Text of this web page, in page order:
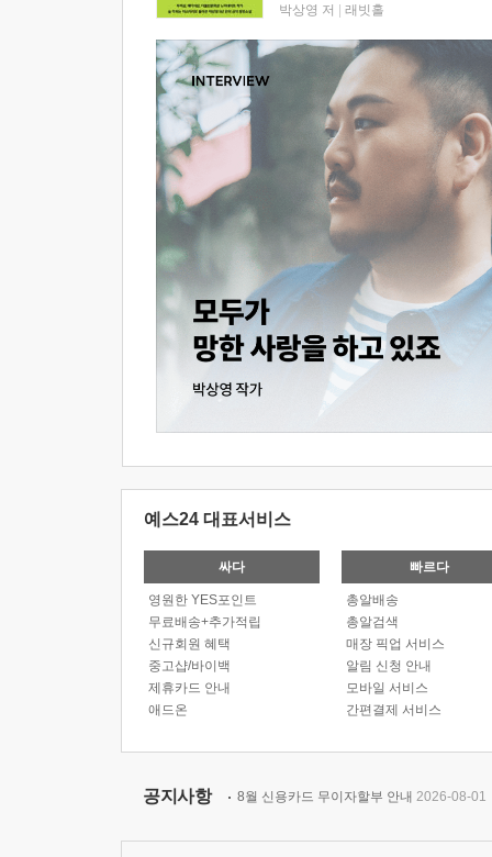
박상영 저 래빗홀
예스24 대표서비스
싸다
영원한 YES포인트
무료배송+추가적립
신규회원 혜택
중고샵/바이백
제휴카드 안내
애드온
빠르다
총알배송
총알검색
매장 픽업 서비스
알림 신청 안내
모바일 서비스
간편결제 서비스
공지사항 8월 신용카드 무이자할부 안내 2026-08-01